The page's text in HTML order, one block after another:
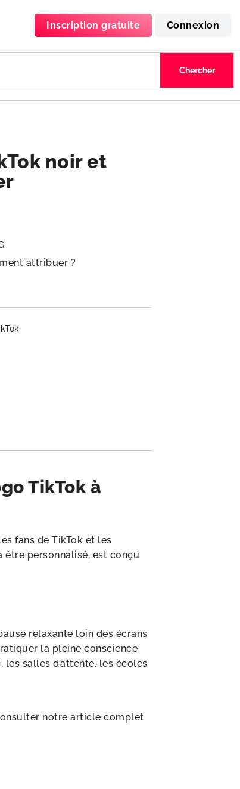
Inscription gratuite Connexion
noir et
attribuer ?
TikTok à
fans de TikTok et les
être personnalisé, est conçu
relaxante loin des écrans
la pleine conscience
salles d’attente, les écoles
notre article complet